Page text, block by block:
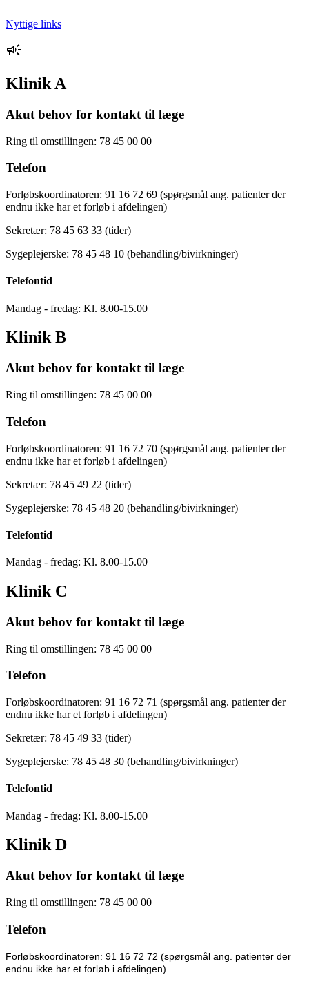
Nyttige links
Klinik A
Akut behov for kontakt til læge
Ring til omstillingen: 78 45 00 00
Telefon
Forløbskoordinatoren: 91 16 72 69 (spørgsmål ang. patienter der
endnu ikke har et forløb i afdelingen)
Sekretær: 78 45 63 33 (tider)
Sygeplejerske: 78 45 48 10 (behandling/bivirkninger)
Telefontid
Mandag - fredag: Kl. 8.00-15.00
Klinik B
Akut behov for kontakt til læge
Ring til omstillingen: 78 45 00 00
Telefon
Forløbskoordinatoren: 91 16 72 70 (spørgsmål ang. patienter der
endnu ikke har et forløb i afdelingen)
Sekretær: 78 45 49 22 (tider)
Sygeplejerske: 78 45 48 20 (behandling/bivirkninger)
Telefontid
Mandag - fredag: Kl. 8.00-15.00
Klinik C
Akut behov for kontakt til læge
Ring til omstillingen: 78 45 00 00
Telefon
Forløbskoordinatoren: 91 16 72 71 (spørgsmål ang. patienter der
endnu ikke har et forløb i afdelingen)
Sekretær: 78 45 49 33 (tider)
Sygeplejerske: 78 45 48 30 (behandling/bivirkninger)
Telefontid
Mandag - fredag: Kl. 8.00-15.00
Klinik D
Akut behov for kontakt til læge
Ring til omstillingen: 78 45 00 00
Telefon
Forløbskoordinatoren: 91 16 72 72 (spørgsmål ang. patienter der
endnu ikke har et forløb i afdelingen)